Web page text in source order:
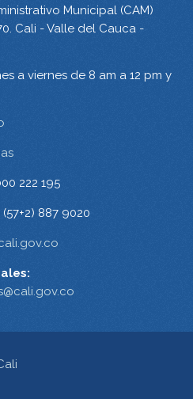
Municipal (CAM)
Cali - Valle del Cauca -
a viernes de 8 am a 12 pm y
222 195
(57+2) 887 9020